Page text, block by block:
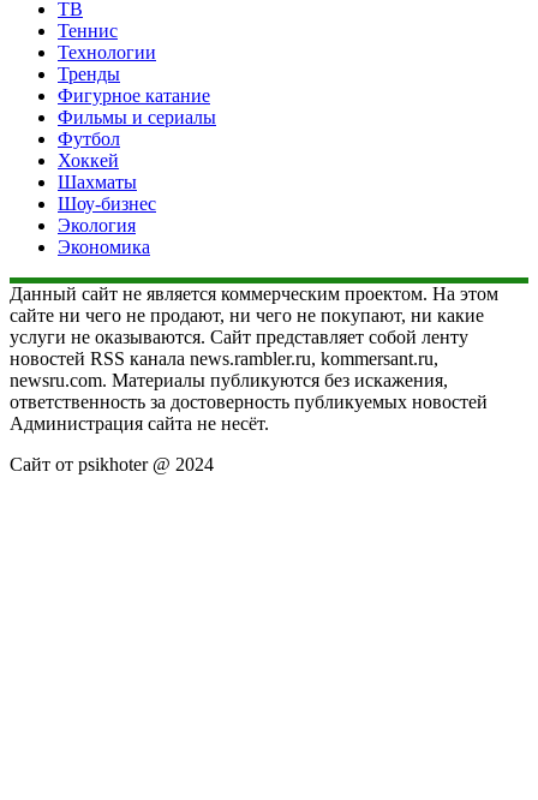
ТВ
Теннис
Технологии
Тренды
Фигурное катание
Фильмы и сериалы
Футбол
Хоккей
Шахматы
Шоу-бизнес
Экология
Экономика
Данный сайт не является коммерческим проектом. На этом
сайте ни чего не продают, ни чего не покупают, ни какие
услуги не оказываются. Сайт представляет собой ленту
новостей RSS канала news.rambler.ru, kommersant.ru,
newsru.com. Материалы публикуются без искажения,
ответственность за достоверность публикуемых новостей
Администрация сайта не несёт.
Сайт от psikhoter @ 2024